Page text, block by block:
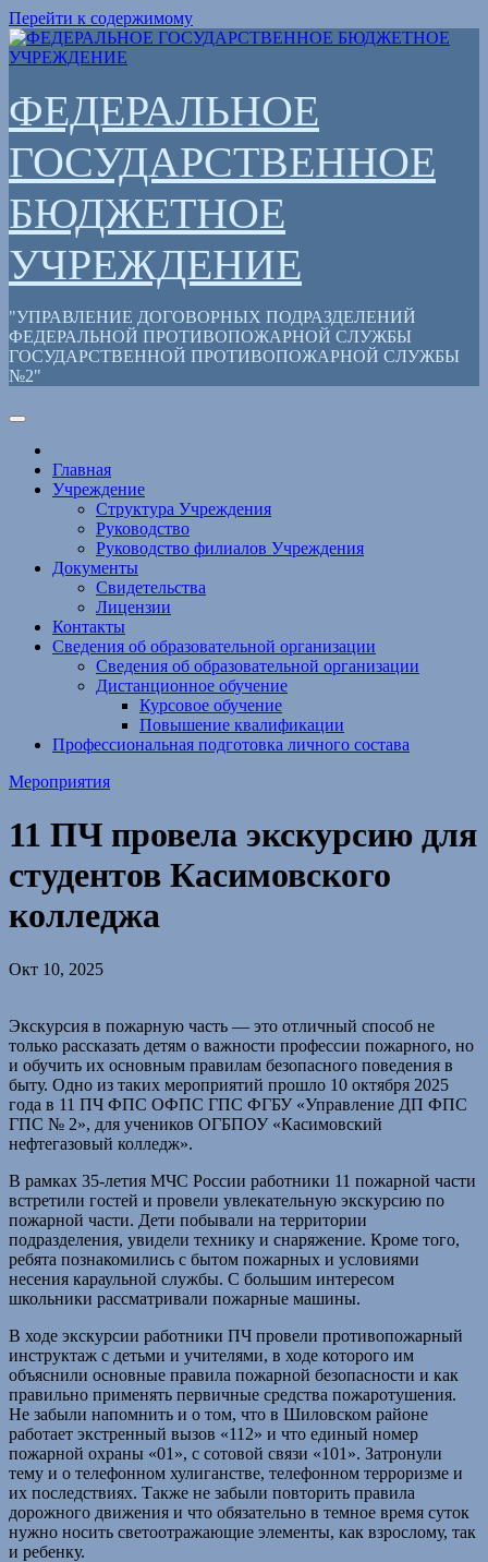
Перейти к содержимому
ФЕДЕРАЛЬНОЕ
ГОСУДАРСТВЕННОЕ
БЮДЖЕТНОЕ
УЧРЕЖДЕНИЕ
"УПРАВЛЕНИЕ ДОГОВОРНЫХ ПОДРАЗДЕЛЕНИЙ
ФЕДЕРАЛЬНОЙ ПРОТИВОПОЖАРНОЙ СЛУЖБЫ
ГОСУДАРСТВЕННОЙ ПРОТИВОПОЖАРНОЙ СЛУЖБЫ
№2"
Главная
Учреждение
Структура Учреждения
Руководство
Руководство филиалов Учреждения
Документы
Свидетельства
Лицензии
Контакты
Сведения об образовательной организации
Сведения об образовательной организации
Дистанционное обучение
Курсовое обучение
Повышение квалификации
Профессиональная подготовка личного состава
Мероприятия
11 ПЧ провела экскурсию для
студентов Касимовского
колледжа
Окт 10, 2025
Экскурсия в пожарную часть — это отличный способ не
только рассказать детям о важности профессии пожарного, но
и обучить их основным правилам безопасного поведения в
быту. Одно из таких мероприятий прошло 10 октября 2025
года в 11 ПЧ ФПС ОФПС ГПС ФГБУ «Управление ДП ФПС
ГПС № 2», для учеников ОГБПОУ «Касимовский
нефтегазовый колледж».
В рамках 35-летия МЧС России работники 11 пожарной части
встретили гостей и провели увлекательную экскурсию по
пожарной части. Дети побывали на территории
подразделения, увидели технику и снаряжение. Кроме того,
ребята познакомились с бытом пожарных и условиями
несения караульной службы. С большим интересом
школьники рассматривали пожарные машины.
В ходе экскурсии работники ПЧ провели противопожарный
инструктаж с детьми и учителями, в ходе которого им
объяснили основные правила пожарной безопасности и как
правильно применять первичные средства пожаротушения.
Не забыли напомнить и о том, что в Шиловском районе
работает экстренный вызов «112» и что единый номер
пожарной охраны «01», с сотовой связи «101». Затронули
тему и о телефонном хулиганстве, телефонном терроризме и
их последствиях. Также не забыли повторить правила
дорожного движения и что обязательно в темное время суток
нужно носить светоотражающие элементы, как взрослому, так
и ребенку.